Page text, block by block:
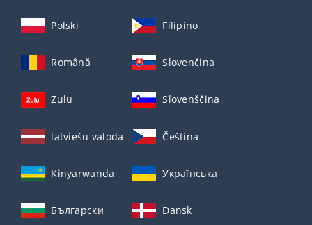
Polski Filipino
Română Slovenčina
Zulu Slovenščina
latviešu valoda Čeština
Kinyarwanda Українська
Български Dansk